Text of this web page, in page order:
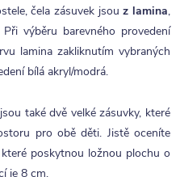
čela zásuvek jsouz lamina,
Při výběru barevného provedení
lamina zakliknutím vybraných
bílá akryl/modrá.
také dvě velké zásuvky, které
pro obě děti. Jistě oceníte
poskytnou ložnou plochu o
je 8 cm.